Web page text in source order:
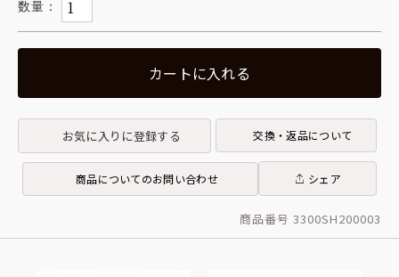
カートに入れる
お気に入りに登録する 交換・返品について
商品についてのお問い合わせ シェア
商品番号 3300SH200003